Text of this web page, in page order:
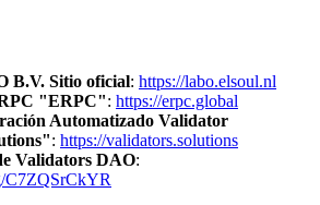
B.V. Sitio oficial: https://labo.elsoul.nl
"ERPC": https://erpc.global
Automatizado Validator
: https://validators.solutions
Validators DAO:
C7ZQSrCkYR